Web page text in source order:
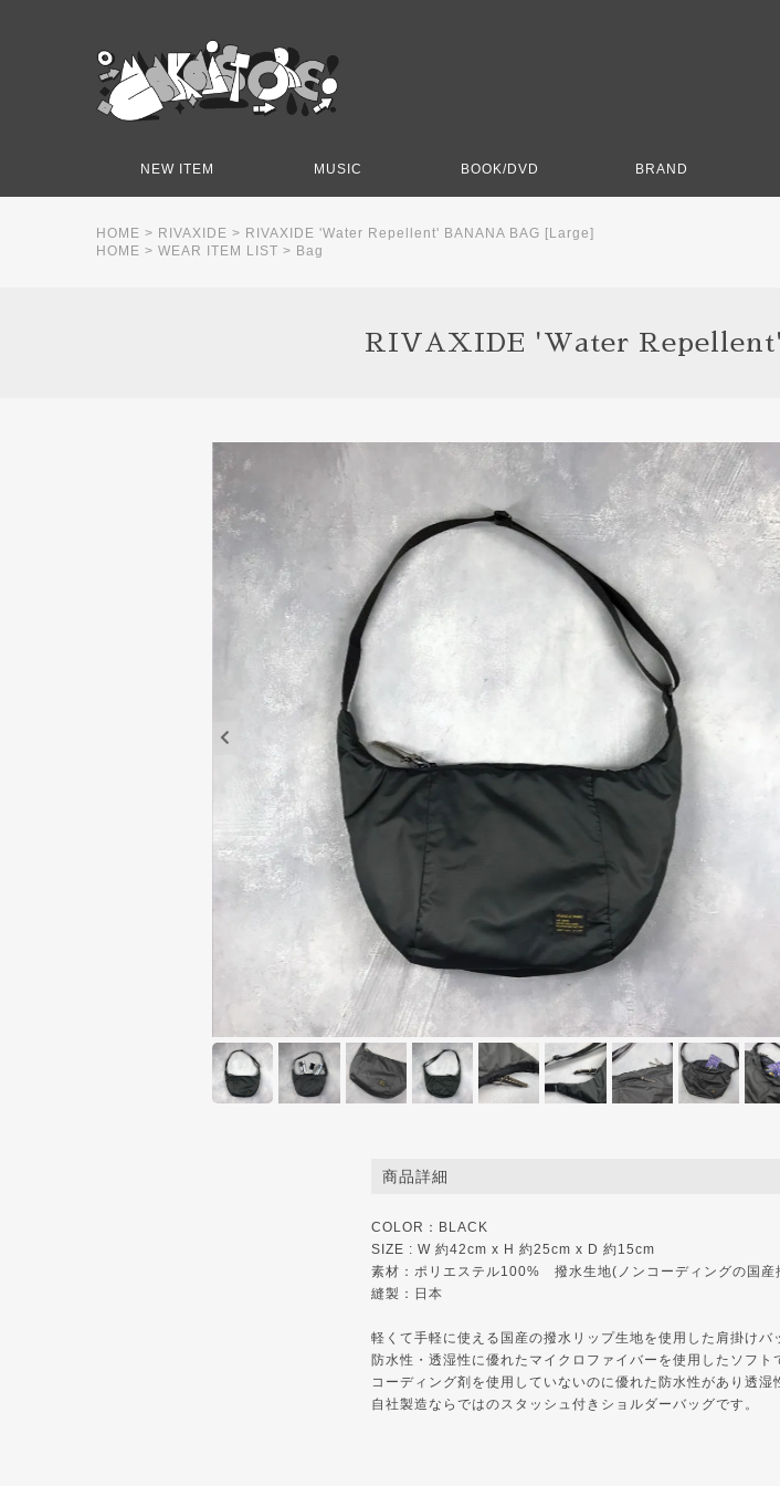
NEW ITEM MUSIC BOOK/DVD BRAND
HOME > RIVAXIDE > RIVAXIDE 'Water Repellent' BANANA BAG [Large]
HOME > WEAR ITEM LIST > Bag
RIVAXIDE 'Water
商品詳細
COLOR：BLACK
SIZE : W 約42cm x H 約25cm x D 約15cm
素材：ポリエステル100% 撥水生地(ノンコーディングの国産
縫製：日本
軽くて手軽に使える国産の撥水リップ生地を使用した肩掛けバ
防水性・透湿性に優れたマイクロファイバーを使用したソフト
コーディング剤を使用していないのに優れた防水性があり透湿
自社製造ならではのスタッシュ付きショルダーバッグです。